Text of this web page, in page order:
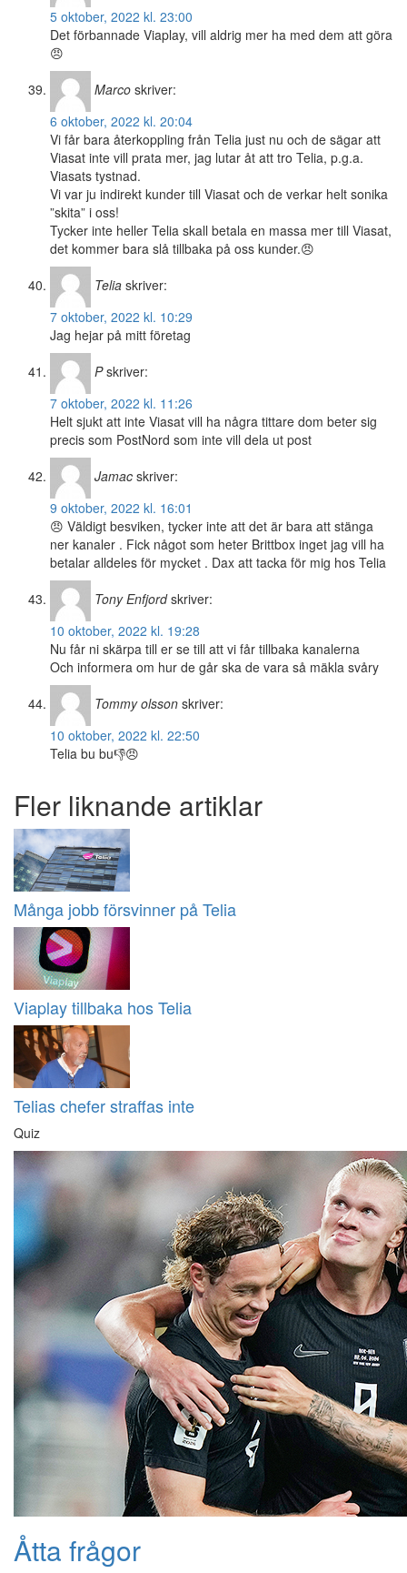
5 oktober, 2022 kl. 23:00
Det förbannade Viaplay, vill aldrig mer ha med dem att göra
😠
Marco skriver:
6 oktober, 2022 kl. 20:04
Vi får bara återkoppling från Telia just nu och de sägar att
Viasat inte vill prata mer, jag lutar åt att tro Telia, p.g.a.
Viasats tystnad.
Vi var ju indirekt kunder till Viasat och de verkar helt sonika
”skita” i oss!
Tycker inte heller Telia skall betala en massa mer till Viasat,
det kommer bara slå tillbaka på oss kunder.😠
Telia skriver:
7 oktober, 2022 kl. 10:29
Jag hejar på mitt företag
P skriver:
7 oktober, 2022 kl. 11:26
Helt sjukt att inte Viasat vill ha några tittare dom beter sig
precis som PostNord som inte vill dela ut post
Jamac skriver:
9 oktober, 2022 kl. 16:01
😠 Väldigt besviken, tycker inte att det är bara att stänga
ner kanaler . Fick något som heter Brittbox inget jag vill ha
betalar alldeles för mycket . Dax att tacka för mig hos Telia
Tony Enfjord skriver:
10 oktober, 2022 kl. 19:28
Nu får ni skärpa till er se till att vi får tillbaka kanalerna
Och informera om hur de går ska de vara så mäkla svåry
Tommy olsson skriver:
10 oktober, 2022 kl. 22:50
Telia bu bu👎😠
Fler liknande artiklar
Många jobb försvinner på Telia
Viaplay tillbaka hos Telia
Telias chefer straffas inte
Quiz
Åtta frågor